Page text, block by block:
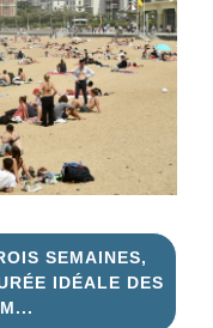
SEMAINES,
IDÉALE DES